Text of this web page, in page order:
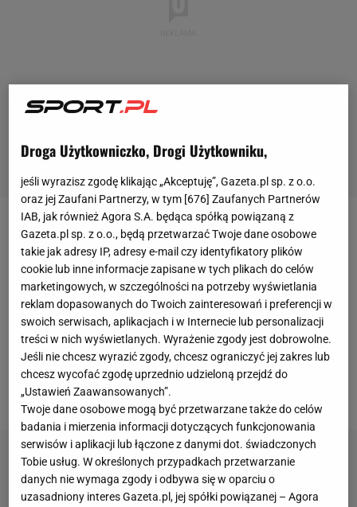
Aryna Sabalenka(2.WTA) awansowała do czwartej
rundyUS Open. Po łatwych zwycięstwach z Priscillą
Hon (203. WTA) i Lucią Bronzetti (76. WTA) tym
razem musiała sporo się natrudzić. Nie dość, że
Rosjanka Jekaterina Aleksandrowa (31. WTA)
postawiła naprawdę trudne warunki, to jeszcze
organizatorzy kazali tenisistkom grać o zupełnie
nietypowej porze.
Droga Użytkowniczko, Drogi Użytkowniku,
jeśli wyrazisz zgodę klikając „Akceptuję”, Gazeta.pl sp. z o.o.
oraz jej Zaufani Partnerzy, w tym [676] Zaufanych Partnerów
IAB, jak również Agora S.A. będąca spółką powiązaną z
Gazeta.pl sp. z o.o., będą przetwarzać Twoje dane osobowe
takie jak adresy IP, adresy e-mail czy identyfikatory plików
cookie lub inne informacje zapisane w tych plikach do celów
marketingowych, w szczególności na potrzeby wyświetlania
reklam dopasowanych do Twoich zainteresowań i preferencji w
swoich serwisach, aplikacjach i w Internecie lub personalizacji
treści w nich wyświetlanych. Wyrażenie zgody jest dobrowolne.
Jeśli nie chcesz wyrazić zgody, chcesz ograniczyć jej zakres lub
chcesz wycofać zgodę uprzednio udzieloną przejdź do
„Ustawień Zaawansowanych”.
Twoje dane osobowe mogą być przetwarzane także do celów
badania i mierzenia informacji dotyczących funkcjonowania
serwisów i aplikacji lub łączone z danymi dot. świadczonych
Tobie usług. W określonych przypadkach przetwarzanie
danych nie wymaga zgody i odbywa się w oparciu o
uzasadniony interes Gazeta.pl, jej spółki powiązanej – Agora